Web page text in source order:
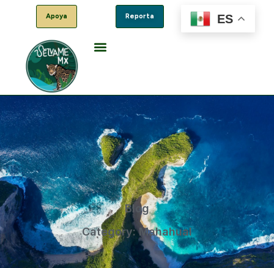
Apoya Reporta ES
Blog
Category: Mahahual